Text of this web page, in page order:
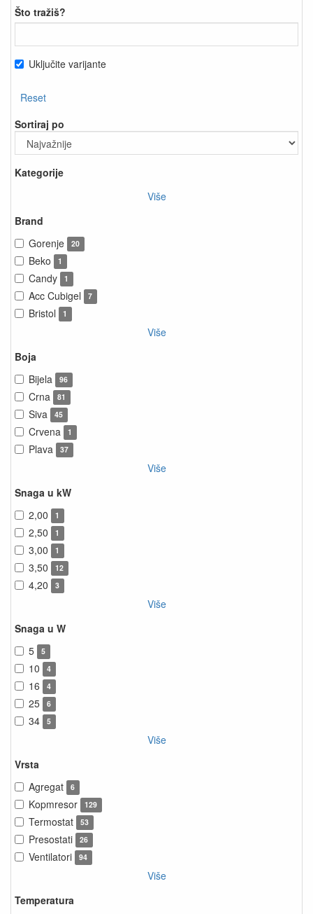
Što tražiš?
Uključite varijante
Reset
Sortiraj po
Kategorije
Više
Brand
Gorenje
20
Beko 1
Candy 1
Acc Cubigel 7
Bristol 1
Više
Boja
Bijela
96
Crna 81
Siva 45
Crvena 1
Plava 37
Više
Snaga u kW
2,00
1
2,50 1
3,00 1
3,50 12
4,20 3
Više
Snaga u W
5
5
10 4
16 4
25 6
34 5
Više
Vrsta
Agregat
6
Kopmresor 129
Termostat 53
Presostati 26
Ventilatori 94
Više
Temperatura